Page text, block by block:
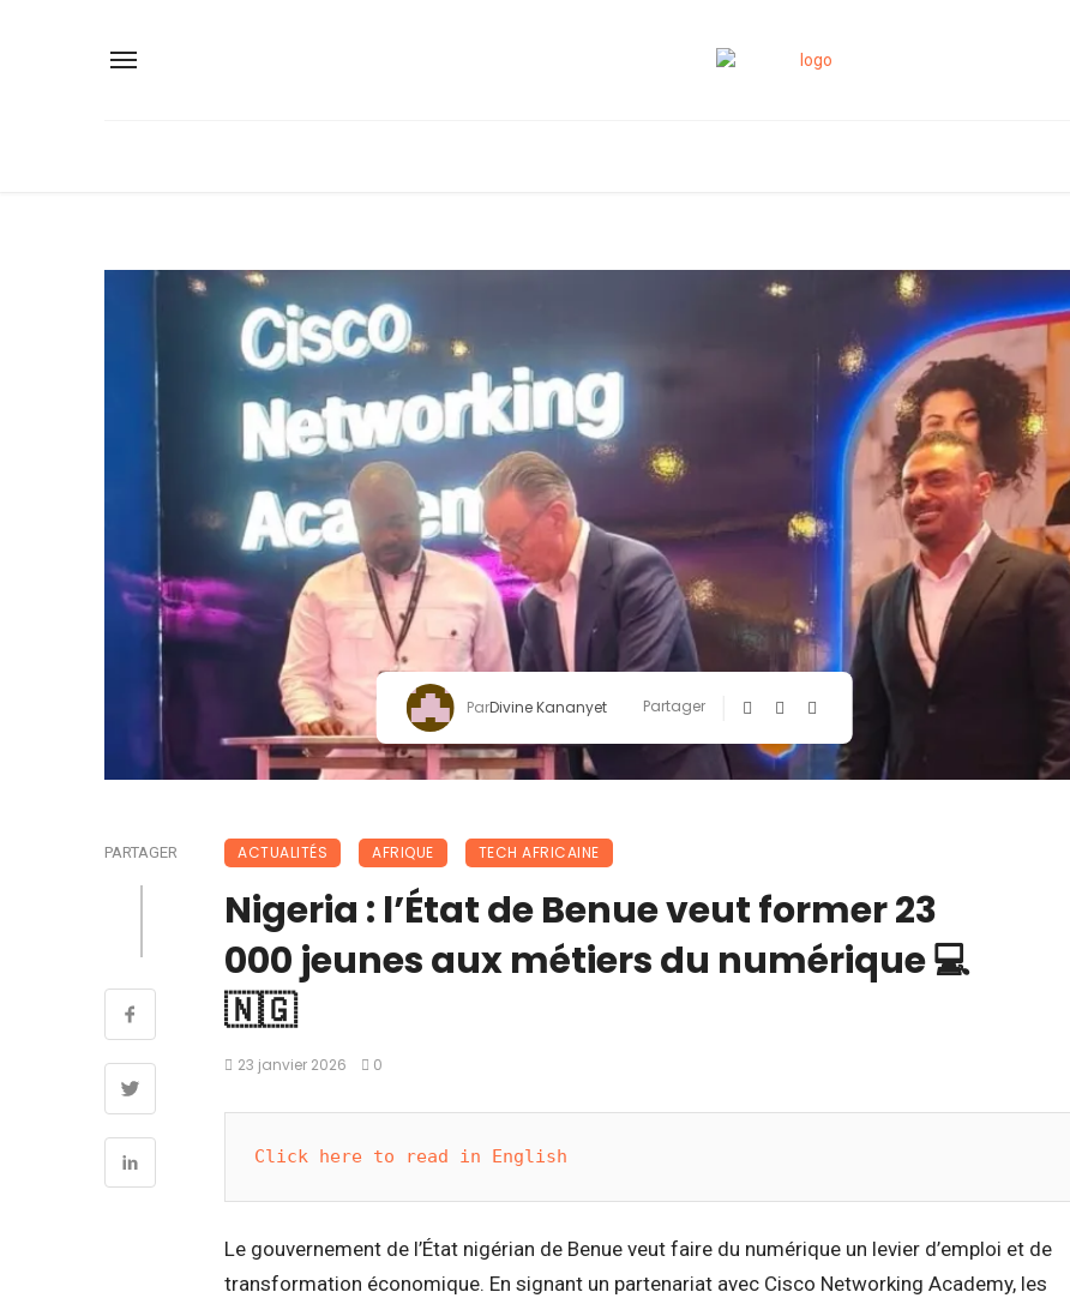
ParDivine Kananyet Partager
PARTAGER ACTUALITÉS AFRIQUE TECH AFRICAINE
Nigeria : l’État de Benue veut former 23
000 jeunes aux métiers du numérique 💻
🇳🇬
23 janvier 2026 0
Click here to read in English
Le gouvernement de l’État nigérian de Benue veut faire du numérique un levier d’emploi et de
transformation économique. En signant un partenariat avec Cisco Networking Academy, les